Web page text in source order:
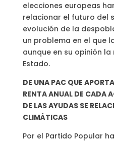
elecciones europeas
relacionar el futuro del
evolución de la
un problema en el que
aunque en su opinión
Estado.
DE UNA PAC QUE
RENTA ANUAL DE CADA
DE LAS AYUDAS SE
CLIMÁTICAS
Por el Partido Popular